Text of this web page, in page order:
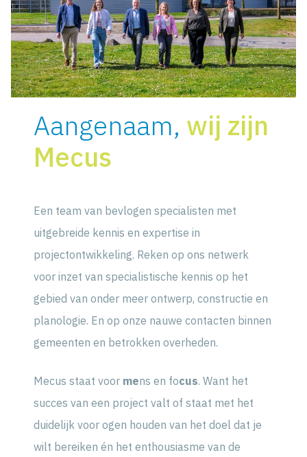
Aangenaam, wij zijn
Mecus
Een team van bevlogen specialisten met
uitgebreide kennis en expertise in
projectontwikkeling. Reken op ons netwerk
voor inzet van specialistische kennis op het
gebied van onder meer ontwerp, constructie en
planologie. En op onze nauwe contacten binnen
gemeenten en betrokken overheden.
Mecus staat voor mens en focus. Want het
succes van een project valt of staat met het
duidelijk voor ogen houden van het doel dat je
wilt bereiken én het enthousiasme van de